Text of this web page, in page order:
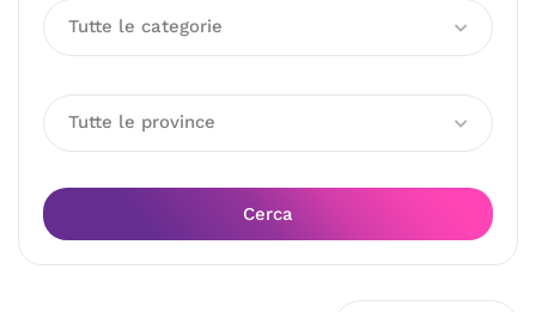
Tutte le categorie
Tutte le province
Cerca